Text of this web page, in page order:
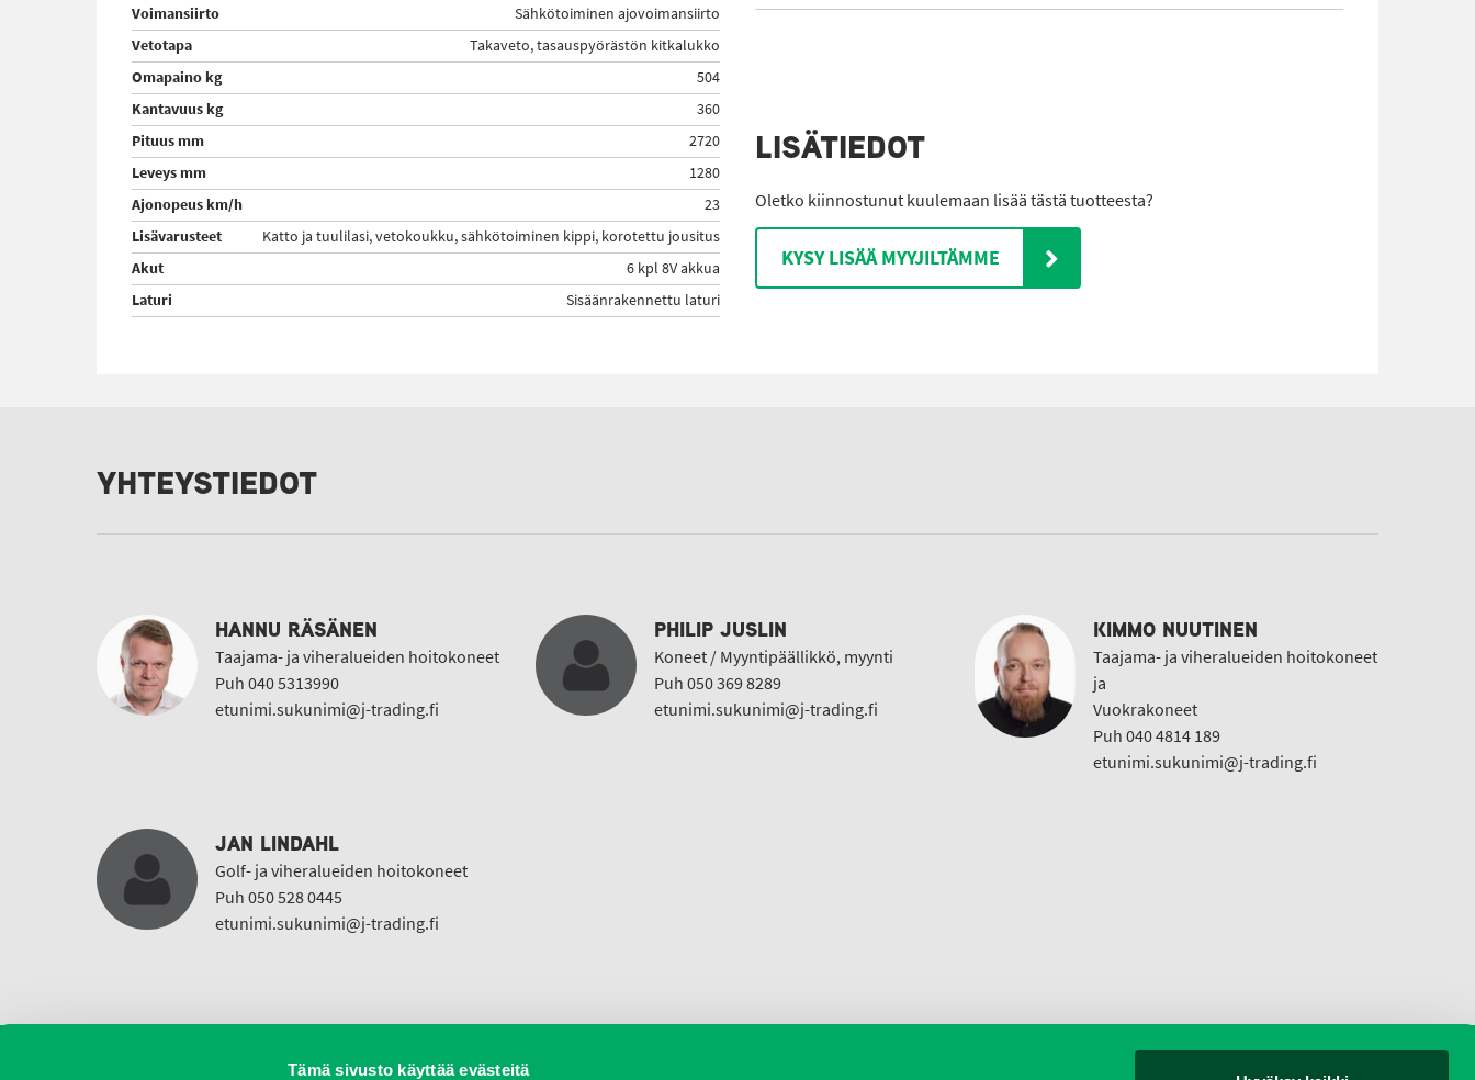
Tämä sivusto käyttää evästeitä
Voimansiirto
Sähkötoiminen ajovoimansiirto
Vetotapa
Takaveto, tasauspyörästön kitkalukko
Omapaino kg
504
Kantavuus kg
360
Pituus mm
2720
Leveys mm
1280
Ajonopeus km/h
23
Lisävarusteet
Katto ja tuulilasi, vetokoukku, sähkötoiminen kippi, korotettu jousitus
Akut
6 kpl 8V akkua
Laturi
Sisäänrakennettu laturi
LISÄTIEDOT
Oletko kiinnostunut kuulemaan lisää tästä tuotteesta?
KYSY LISÄÄ MYYJILTÄMME
YHTEYSTIEDOT
HANNU RÄSÄNEN
Taajama- ja viheralueiden hoitokoneet
Puh 040 5313990
etunimi.sukunimi@j-trading.fi
PHILIP JUSLIN
Koneet / Myyntipäällikkö, myynti
Puh 050 369 8289
etunimi.sukunimi@j-trading.fi
KIMMO NUUTINEN
Taajama- ja viheralueiden hoitokoneet
ja
Vuokrakoneet
Puh 040 4814 189
etunimi.sukunimi@j-trading.fi
JAN LINDAHL
Golf- ja viheralueiden hoitokoneet
Puh 050 528 0445
etunimi.sukunimi@j-trading.fi